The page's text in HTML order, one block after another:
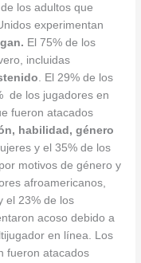
de los adultos que
experimentan
El 75% de los
incluidas
. El 29% de los
de los jugadores en
fueron atacados
habilidad, género
y el 35% de los
motivos de género y
afroamericanos,
el 23% de los
acoso debido a
en línea. Los
fueron atacados